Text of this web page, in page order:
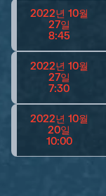
2022년 10월
27일
8:45
2022년 10월
27일
7:30
2022년 10월
20일
10:00